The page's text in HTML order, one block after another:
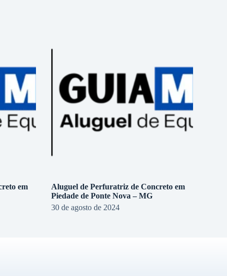
em
Aluguel de Perfuratriz de Concreto em
Piedade de Ponte Nova – MG
30 de agosto de 2024